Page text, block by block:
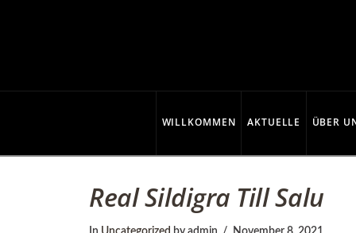
o
p
p
WILLKOMMEN AKTUELLE ÜBER
Real Sildigra Till Salu